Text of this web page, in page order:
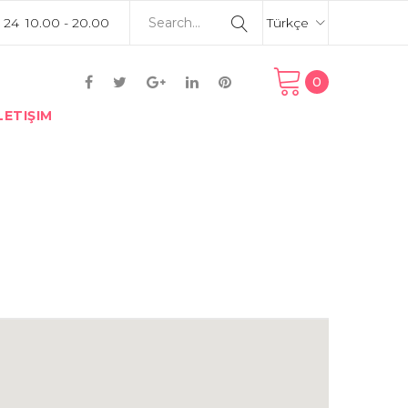
Türkçe
24 10.00 - 20.00
0